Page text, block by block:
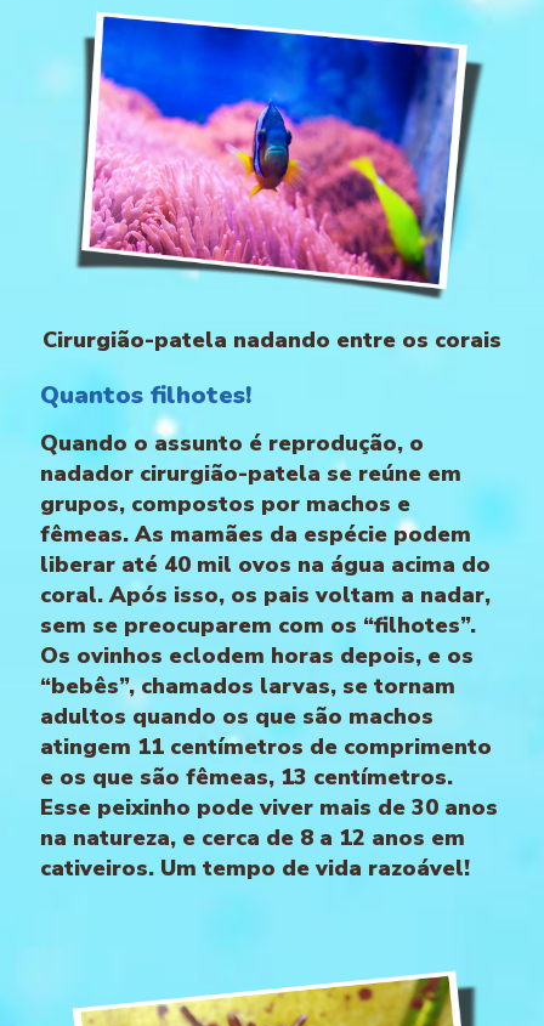
Cirurgião-patela nadando entre os corais
Quantos filhotes!
Quando o assunto é reprodução, o
nadador cirurgião-patela se reúne em
grupos, compostos por machos e
fêmeas. As mamães da espécie podem
liberar até 40 mil ovos na água acima do
coral. Após isso, os pais voltam a nadar,
sem se preocuparem com os “filhotes”.
Os ovinhos eclodem horas depois, e os
“bebês”, chamados larvas, se tornam
adultos quando os que são machos
atingem 11 centímetros de comprimento
e os que são fêmeas, 13 centímetros.
Esse peixinho pode viver mais de 30 anos
na natureza, e cerca de 8 a 12 anos em
cativeiros. Um tempo de vida razoável!